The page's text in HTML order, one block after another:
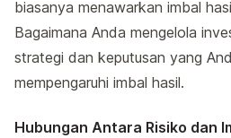
biasanya menawarkan imbal
Bagaimana Anda mengelola
strategi dan keputusan yang
mempengaruhi imbal hasil.
Hubungan Antara Risiko dan